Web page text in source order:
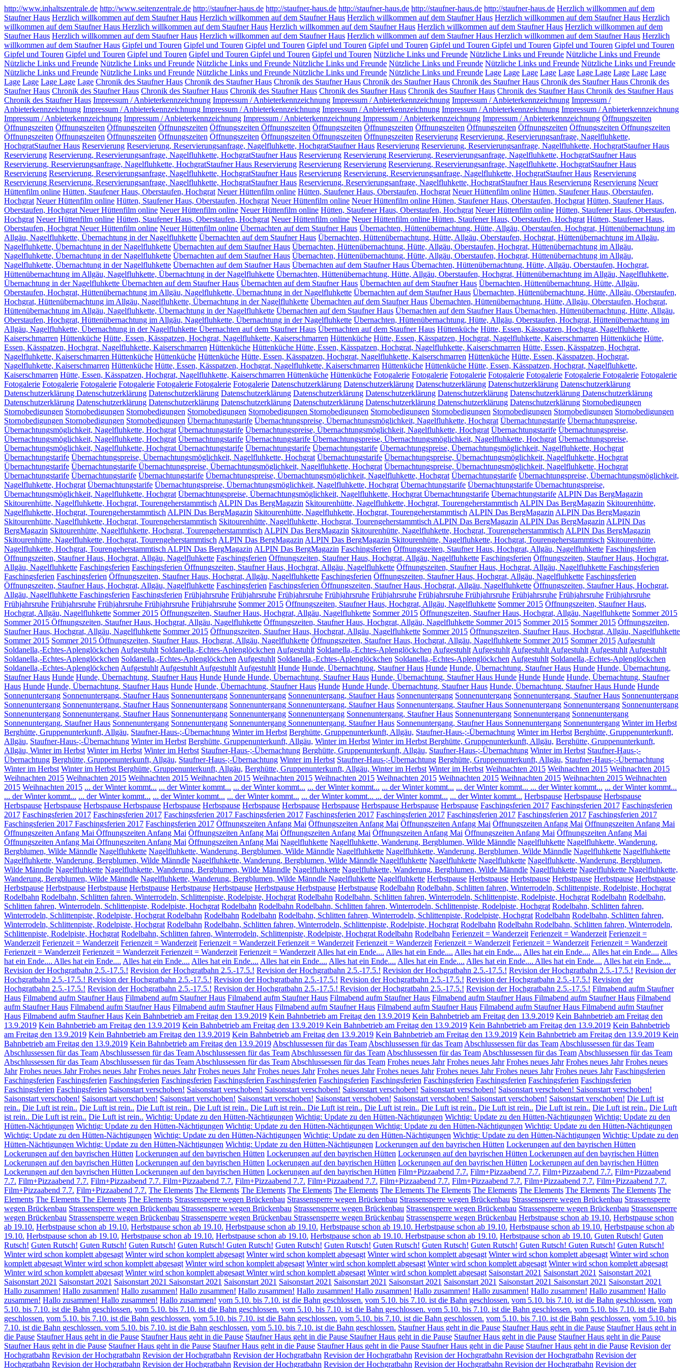
http://www.inhaltszentrale.de http://www.seitenzentrale.de http://staufner-haus.de http://staufner-haus.de http://staufner-haus.de http://staufner-haus.de http://staufner-haus.de Herzlich willkommen auf dem
Staufner Haus Herzlich willkommen auf dem Staufner Haus Herzlich willkommen auf dem Staufner Haus Herzlich willkommen auf dem Staufner Haus Herzlich willkommen auf dem Staufner Haus Herzlich
willkommen auf dem Staufner Haus Herzlich willkommen auf dem Staufner Haus Herzlich willkommen auf dem Staufner Haus Herzlich willkommen auf dem Staufner Haus Herzlich willkommen auf dem
Staufner Haus Herzlich willkommen auf dem Staufner Haus Herzlich willkommen auf dem Staufner Haus Herzlich willkommen auf dem Staufner Haus Herzlich willkommen auf dem Staufner Haus Herzlich
willkommen auf dem Staufner Haus Gipfel und Touren Gipfel und Touren Gipfel und Touren Gipfel und Touren Gipfel und Touren Gipfel und Touren Gipfel und Touren Gipfel und Touren Gipfel und Touren
Gipfel und Touren Gipfel und Touren Gipfel und Touren Gipfel und Touren Gipfel und Touren Gipfel und Touren Nützliche Links und Freunde Nützliche Links und Freunde Nützliche Links und Freunde
Nützliche Links und Freunde Nützliche Links und Freunde Nützliche Links und Freunde Nützliche Links und Freunde Nützliche Links und Freunde Nützliche Links und Freunde Nützliche Links und Freunde
Nützliche Links und Freunde Nützliche Links und Freunde Nützliche Links und Freunde Nützliche Links und Freunde Nützliche Links und Freunde Lage Lage Lage Lage Lage Lage Lage Lage Lage Lage
Lage Lage Lage Lage Lage Chronik des Staufner Haus Chronik des Staufner Haus Chronik des Staufner Haus Chronik des Staufner Haus Chronik des Staufner Haus Chronik des Staufner Haus Chronik des
Staufner Haus Chronik des Staufner Haus Chronik des Staufner Haus Chronik des Staufner Haus Chronik des Staufner Haus Chronik des Staufner Haus Chronik des Staufner Haus Chronik des Staufner Haus
Chronik des Staufner Haus Impressum / Anbieterkennzeichnung Impressum / Anbieterkennzeichnung Impressum / Anbieterkennzeichnung Impressum / Anbieterkennzeichnung Impressum /
Anbieterkennzeichnung Impressum / Anbieterkennzeichnung Impressum / Anbieterkennzeichnung Impressum / Anbieterkennzeichnung Impressum / Anbieterkennzeichnung Impressum / Anbieterkennzeichnung
Impressum / Anbieterkennzeichnung Impressum / Anbieterkennzeichnung Impressum / Anbieterkennzeichnung Impressum / Anbieterkennzeichnung Impressum / Anbieterkennzeichnung Öffnungszeiten
Öffnungszeiten Öffnungszeiten Öffnungszeiten Öffnungszeiten Öffnungszeiten Öffnungszeiten Öffnungszeiten Öffnungszeiten Öffnungszeiten Öffnungszeiten Öffnungszeiten Öffnungszeiten Öffnungszeiten
Öffnungszeiten Öffnungszeiten Öffnungszeiten Öffnungszeiten Öffnungszeiten Öffnungszeiten Öffnungszeiten Öffnungszeiten Reservierung Reservierung, Reservierungsanfrage, Nagelfluhkette,
HochgratStaufner Haus Reservierung Reservierung, Reservierungsanfrage, Nagelfluhkette, HochgratStaufner Haus Reservierung Reservierung, Reservierungsanfrage, Nagelfluhkette, HochgratStaufner Haus
Reservierung Reservierung, Reservierungsanfrage, Nagelfluhkette, HochgratStaufner Haus Reservierung Reservierung Reservierung, Reservierungsanfrage, Nagelfluhkette, HochgratStaufner Haus
Reservierung, Reservierungsanfrage, Nagelfluhkette, HochgratStaufner Haus Reservierung Reservierung Reservierung Reservierung, Reservierungsanfrage, Nagelfluhkette, HochgratStaufner Haus
Reservierung Reservierung, Reservierungsanfrage, Nagelfluhkette, HochgratStaufner Haus Reservierung Reservierung, Reservierungsanfrage, Nagelfluhkette, HochgratStaufner Haus Reservierung
Reservierung Reservierung, Reservierungsanfrage, Nagelfluhkette, HochgratStaufner Haus Reservierung, Reservierungsanfrage, Nagelfluhkette, HochgratStaufner Haus Reservierung Reservierung Neuer
Hüttenfilm online Hütten, Staufener Haus, Oberstaufen, Hochgrat Neuer Hüttenfilm online Hütten, Staufener Haus, Oberstaufen, Hochgrat Neuer Hüttenfilm online Hütten, Staufener Haus, Oberstaufen,
Hochgrat Neuer Hüttenfilm online Hütten, Staufener Haus, Oberstaufen, Hochgrat Neuer Hüttenfilm online Neuer Hüttenfilm online Hütten, Staufener Haus, Oberstaufen, Hochgrat Hütten, Staufener Haus,
Oberstaufen, Hochgrat Neuer Hüttenfilm online Neuer Hüttenfilm online Neuer Hüttenfilm online Hütten, Staufener Haus, Oberstaufen, Hochgrat Neuer Hüttenfilm online Hütten, Staufener Haus, Oberstaufen,
Hochgrat Neuer Hüttenfilm online Hütten, Staufener Haus, Oberstaufen, Hochgrat Neuer Hüttenfilm online Neuer Hüttenfilm online Hütten, Staufener Haus, Oberstaufen, Hochgrat Hütten, Staufener Haus,
Oberstaufen, Hochgrat Neuer Hüttenfilm online Neuer Hüttenfilm online Übernachten auf dem Staufner Haus Übernachten, Hüttenübernachtung, Hütte, Allgäu, Oberstaufen, Hochgrat, Hüttenübernachtung im
Allgäu, Nagelfluhkette, Übernachtung in der Nagelfluhkette Übernachten auf dem Staufner Haus Übernachten, Hüttenübernachtung, Hütte, Allgäu, Oberstaufen, Hochgrat, Hüttenübernachtung im Allgäu,
Nagelfluhkette, Übernachtung in der Nagelfluhkette Übernachten auf dem Staufner Haus Übernachten, Hüttenübernachtung, Hütte, Allgäu, Oberstaufen, Hochgrat, Hüttenübernachtung im Allgäu,
Nagelfluhkette, Übernachtung in der Nagelfluhkette Übernachten auf dem Staufner Haus Übernachten, Hüttenübernachtung, Hütte, Allgäu, Oberstaufen, Hochgrat, Hüttenübernachtung im Allgäu,
Nagelfluhkette, Übernachtung in der Nagelfluhkette Übernachten auf dem Staufner Haus Übernachten auf dem Staufner Haus Übernachten, Hüttenübernachtung, Hütte, Allgäu, Oberstaufen, Hochgrat,
Hüttenübernachtung im Allgäu, Nagelfluhkette, Übernachtung in der Nagelfluhkette Übernachten, Hüttenübernachtung, Hütte, Allgäu, Oberstaufen, Hochgrat, Hüttenübernachtung im Allgäu, Nagelfluhkette,
Übernachtung in der Nagelfluhkette Übernachten auf dem Staufner Haus Übernachten auf dem Staufner Haus Übernachten auf dem Staufner Haus Übernachten, Hüttenübernachtung, Hütte, Allgäu,
Oberstaufen, Hochgrat, Hüttenübernachtung im Allgäu, Nagelfluhkette, Übernachtung in der Nagelfluhkette Übernachten auf dem Staufner Haus Übernachten, Hüttenübernachtung, Hütte, Allgäu, Oberstaufen,
Hochgrat, Hüttenübernachtung im Allgäu, Nagelfluhkette, Übernachtung in der Nagelfluhkette Übernachten auf dem Staufner Haus Übernachten, Hüttenübernachtung, Hütte, Allgäu, Oberstaufen, Hochgrat,
Hüttenübernachtung im Allgäu, Nagelfluhkette, Übernachtung in der Nagelfluhkette Übernachten auf dem Staufner Haus Übernachten auf dem Staufner Haus Übernachten, Hüttenübernachtung, Hütte, Allgäu,
Oberstaufen, Hochgrat, Hüttenübernachtung im Allgäu, Nagelfluhkette, Übernachtung in der Nagelfluhkette Übernachten, Hüttenübernachtung, Hütte, Allgäu, Oberstaufen, Hochgrat, Hüttenübernachtung im
Allgäu, Nagelfluhkette, Übernachtung in der Nagelfluhkette Übernachten auf dem Staufner Haus Übernachten auf dem Staufner Haus Hüttenküche Hütte, Essen, Kässpatzen, Hochgrat, Nagelfluhkette,
Kaiserschmarren Hüttenküche Hütte, Essen, Kässpatzen, Hochgrat, Nagelfluhkette, Kaiserschmarren Hüttenküche Hütte, Essen, Kässpatzen, Hochgrat, Nagelfluhkette, Kaiserschmarren Hüttenküche Hütte,
Essen, Kässpatzen, Hochgrat, Nagelfluhkette, Kaiserschmarren Hüttenküche Hüttenküche Hütte, Essen, Kässpatzen, Hochgrat, Nagelfluhkette, Kaiserschmarren Hütte, Essen, Kässpatzen, Hochgrat,
Nagelfluhkette, Kaiserschmarren Hüttenküche Hüttenküche Hüttenküche Hütte, Essen, Kässpatzen, Hochgrat, Nagelfluhkette, Kaiserschmarren Hüttenküche Hütte, Essen, Kässpatzen, Hochgrat,
Nagelfluhkette, Kaiserschmarren Hüttenküche Hütte, Essen, Kässpatzen, Hochgrat, Nagelfluhkette, Kaiserschmarren Hüttenküche Hüttenküche Hütte, Essen, Kässpatzen, Hochgrat, Nagelfluhkette,
Kaiserschmarren Hütte, Essen, Kässpatzen, Hochgrat, Nagelfluhkette, Kaiserschmarren Hüttenküche Hüttenküche Fotogalerie Fotogalerie Fotogalerie Fotogalerie Fotogalerie Fotogalerie Fotogalerie Fotogalerie
Fotogalerie Fotogalerie Fotogalerie Fotogalerie Fotogalerie Fotogalerie Fotogalerie Datenschutzerklärung Datenschutzerklärung Datenschutzerklärung Datenschutzerklärung Datenschutzerklärung
Datenschutzerklärung Datenschutzerklärung Datenschutzerklärung Datenschutzerklärung Datenschutzerklärung Datenschutzerklärung Datenschutzerklärung Datenschutzerklärung Datenschutzerklärung
Datenschutzerklärung Datenschutzerklärung Datenschutzerklärung Datenschutzerklärung Datenschutzerklärung Datenschutzerklärung Datenschutzerklärung Datenschutzerklärung Stornobedigungen
Stornobedigungen Stornobedigungen Stornobedigungen Stornobedigungen Stornobedigungen Stornobedigungen Stornobedigungen Stornobedigungen Stornobedigungen Stornobedigungen Stornobedigungen
Stornobedigungen Stornobedigungen Stornobedigungen Übernachtungstarife Übernachtungspreise, Übernachtungsmöglichkeit, Nagelfluhkette, Hochgrat Übernachtungstarife Übernachtungspreise,
Übernachtungsmöglichkeit, Nagelfluhkette, Hochgrat Übernachtungstarife Übernachtungspreise, Übernachtungsmöglichkeit, Nagelfluhkette, Hochgrat Übernachtungstarife Übernachtungspreise,
Übernachtungsmöglichkeit, Nagelfluhkette, Hochgrat Übernachtungstarife Übernachtungstarife Übernachtungspreise, Übernachtungsmöglichkeit, Nagelfluhkette, Hochgrat Übernachtungspreise,
Übernachtungsmöglichkeit, Nagelfluhkette, Hochgrat Übernachtungstarife Übernachtungstarife Übernachtungstarife Übernachtungspreise, Übernachtungsmöglichkeit, Nagelfluhkette, Hochgrat
Übernachtungstarife Übernachtungspreise, Übernachtungsmöglichkeit, Nagelfluhkette, Hochgrat Übernachtungstarife Übernachtungspreise, Übernachtungsmöglichkeit, Nagelfluhkette, Hochgrat
Übernachtungstarife Übernachtungstarife Übernachtungspreise, Übernachtungsmöglichkeit, Nagelfluhkette, Hochgrat Übernachtungspreise, Übernachtungsmöglichkeit, Nagelfluhkette, Hochgrat
Übernachtungstarife Übernachtungstarife Übernachtungstarife Übernachtungspreise, Übernachtungsmöglichkeit, Nagelfluhkette, Hochgrat Übernachtungstarife Übernachtungspreise, Übernachtungsmöglichkeit,
Nagelfluhkette, Hochgrat Übernachtungstarife Übernachtungspreise, Übernachtungsmöglichkeit, Nagelfluhkette, Hochgrat Übernachtungstarife Übernachtungstarife Übernachtungspreise,
Übernachtungsmöglichkeit, Nagelfluhkette, Hochgrat Übernachtungspreise, Übernachtungsmöglichkeit, Nagelfluhkette, Hochgrat Übernachtungstarife Übernachtungstarife ALPIN Das BergMagazin
Skitourenhütte, Nagelfluhkette, Hochgrat, Tourengeherstammtisch ALPIN Das BergMagazin Skitourenhütte, Nagelfluhkette, Hochgrat, Tourengeherstammtisch ALPIN Das BergMagazin Skitourenhütte,
Nagelfluhkette, Hochgrat, Tourengeherstammtisch ALPIN Das BergMagazin Skitourenhütte, Nagelfluhkette, Hochgrat, Tourengeherstammtisch ALPIN Das BergMagazin ALPIN Das BergMagazin
Skitourenhütte, Nagelfluhkette, Hochgrat, Tourengeherstammtisch Skitourenhütte, Nagelfluhkette, Hochgrat, Tourengeherstammtisch ALPIN Das BergMagazin ALPIN Das BergMagazin ALPIN Das
BergMagazin Skitourenhütte, Nagelfluhkette, Hochgrat, Tourengeherstammtisch ALPIN Das BergMagazin Skitourenhütte, Nagelfluhkette, Hochgrat, Tourengeherstammtisch ALPIN Das BergMagazin
Skitourenhütte, Nagelfluhkette, Hochgrat, Tourengeherstammtisch ALPIN Das BergMagazin ALPIN Das BergMagazin Skitourenhütte, Nagelfluhkette, Hochgrat, Tourengeherstammtisch Skitourenhütte,
Nagelfluhkette, Hochgrat, Tourengeherstammtisch ALPIN Das BergMagazin ALPIN Das BergMagazin Faschingsferien Öffnungszeiten, Staufner Haus, Hochgrat, Allgäu, Nagelfluhkette Faschingsferien
Öffnungszeiten, Staufner Haus, Hochgrat, Allgäu, Nagelfluhkette Faschingsferien Öffnungszeiten, Staufner Haus, Hochgrat, Allgäu, Nagelfluhkette Faschingsferien Öffnungszeiten, Staufner Haus, Hochgrat,
Allgäu, Nagelfluhkette Faschingsferien Faschingsferien Öffnungszeiten, Staufner Haus, Hochgrat, Allgäu, Nagelfluhkette Öffnungszeiten, Staufner Haus, Hochgrat, Allgäu, Nagelfluhkette Faschingsferien
Faschingsferien Faschingsferien Öffnungszeiten, Staufner Haus, Hochgrat, Allgäu, Nagelfluhkette Faschingsferien Öffnungszeiten, Staufner Haus, Hochgrat, Allgäu, Nagelfluhkette Faschingsferien
Öffnungszeiten, Staufner Haus, Hochgrat, Allgäu, Nagelfluhkette Faschingsferien Faschingsferien Öffnungszeiten, Staufner Haus, Hochgrat, Allgäu, Nagelfluhkette Öffnungszeiten, Staufner Haus, Hochgrat,
Allgäu, Nagelfluhkette Faschingsferien Faschingsferien Frühjahrsruhe Frühjahrsruhe Frühjahrsruhe Frühjahrsruhe Frühjahrsruhe Frühjahrsruhe Frühjahrsruhe Frühjahrsruhe Frühjahrsruhe Frühjahrsruhe
Frühjahrsruhe Frühjahrsruhe Frühjahrsruhe Frühjahrsruhe Frühjahrsruhe Sommer 2015 Öffnungszeiten, Staufner Haus, Hochgrat, Allgäu, Nagelfluhkette Sommer 2015 Öffnungszeiten, Staufner Haus,
Hochgrat, Allgäu, Nagelfluhkette Sommer 2015 Öffnungszeiten, Staufner Haus, Hochgrat, Allgäu, Nagelfluhkette Sommer 2015 Öffnungszeiten, Staufner Haus, Hochgrat, Allgäu, Nagelfluhkette Sommer 2015
Sommer 2015 Öffnungszeiten, Staufner Haus, Hochgrat, Allgäu, Nagelfluhkette Öffnungszeiten, Staufner Haus, Hochgrat, Allgäu, Nagelfluhkette Sommer 2015 Sommer 2015 Sommer 2015 Öffnungszeiten,
Staufner Haus, Hochgrat, Allgäu, Nagelfluhkette Sommer 2015 Öffnungszeiten, Staufner Haus, Hochgrat, Allgäu, Nagelfluhkette Sommer 2015 Öffnungszeiten, Staufner Haus, Hochgrat, Allgäu, Nagelfluhkette
Sommer 2015 Sommer 2015 Öffnungszeiten, Staufner Haus, Hochgrat, Allgäu, Nagelfluhkette Öffnungszeiten, Staufner Haus, Hochgrat, Allgäu, Nagelfluhkette Sommer 2015 Sommer 2015 Aufgestuhlt
Soldanella,-Echtes-Aplenglöckchen Aufgestuhlt Soldanella,-Echtes-Aplenglöckchen Aufgestuhlt Soldanella,-Echtes-Aplenglöckchen Aufgestuhlt Aufgestuhlt Aufgestuhlt Aufgestuhlt Aufgestuhlt Aufgestuhlt
Soldanella,-Echtes-Aplenglöckchen Soldanella,-Echtes-Aplenglöckchen Aufgestuhlt Soldanella,-Echtes-Aplenglöckchen Soldanella,-Echtes-Aplenglöckchen Aufgestuhlt Soldanella,-Echtes-Aplenglöckchen
Soldanella,-Echtes-Aplenglöckchen Aufgestuhlt Aufgestuhlt Aufgestuhlt Aufgestuhlt Hunde Hunde, Übernachtung, Staufner Haus Hunde Hunde, Übernachtung, Staufner Haus Hunde Hunde, Übernachtung,
Staufner Haus Hunde Hunde, Übernachtung, Staufner Haus Hunde Hunde Hunde, Übernachtung, Staufner Haus Hunde, Übernachtung, Staufner Haus Hunde Hunde Hunde Hunde, Übernachtung, Staufner
Haus Hunde Hunde, Übernachtung, Staufner Haus Hunde Hunde, Übernachtung, Staufner Haus Hunde Hunde Hunde, Übernachtung, Staufner Haus Hunde, Übernachtung, Staufner Haus Hunde Hunde
Sonnenuntergang Sonnenuntergang, Staufner Haus Sonnenuntergang Sonnenuntergang Sonnenuntergang, Staufner Haus Sonnenuntergang Sonnenuntergang Sonnenuntergang, Staufner Haus Sonnenuntergang
Sonnenuntergang Sonnenuntergang, Staufner Haus Sonnenuntergang Sonnenuntergang Sonnenuntergang, Staufner Haus Sonnenuntergang, Staufner Haus Sonnenuntergang Sonnenuntergang Sonnenuntergang
Sonnenuntergang Sonnenuntergang, Staufner Haus Sonnenuntergang Sonnenuntergang Sonnenuntergang Sonnenuntergang, Staufner Haus Sonnenuntergang Sonnenuntergang Sonnenuntergang
Sonnenuntergang, Staufner Haus Sonnenuntergang Sonnenuntergang Sonnenuntergang Sonnenuntergang, Staufner Haus Sonnenuntergang, Staufner Haus Sonnenuntergang Sonnenuntergang Winter im Herbst
Berghütte, Gruppenunterkunft, Allgäu, Staufner-Haus-;-Übernachtung Winter im Herbst Berghütte, Gruppenunterkunft, Allgäu, Staufner-Haus-;-Übernachtung Winter im Herbst Berghütte, Gruppenunterkunft,
Allgäu, Staufner-Haus-;-Übernachtung Winter im Herbst Berghütte, Gruppenunterkunft, Allgäu, Winter im Herbst Winter im Herbst Berghütte, Gruppenunterkunft, Allgäu, Berghütte, Gruppenunterkunft,
Allgäu, Winter im Herbst Winter im Herbst Winter im Herbst Staufner-Haus-;-Übernachtung Berghütte, Gruppenunterkunft, Allgäu, Staufner-Haus-;-Übernachtung Winter im Herbst Staufner-Haus-;-
Übernachtung Berghütte, Gruppenunterkunft, Allgäu, Staufner-Haus-;-Übernachtung Winter im Herbst Staufner-Haus-;-Übernachtung Berghütte, Gruppenunterkunft, Allgäu, Staufner-Haus-;-Übernachtung
Winter im Herbst Winter im Herbst Berghütte, Gruppenunterkunft, Allgäu, Berghütte, Gruppenunterkunft, Allgäu, Winter im Herbst Winter im Herbst Weihnachten 2015 Weihnachten 2015 Weihnachten 2015
Weihnachten 2015 Weihnachten 2015 Weihnachten 2015 Weihnachten 2015 Weihnachten 2015 Weihnachten 2015 Weihnachten 2015 Weihnachten 2015 Weihnachten 2015 Weihnachten 2015 Weihnachten
2015 Weihnachten 2015 ... der Winter kommt... ... der Winter kommt... ... der Winter kommt... ... der Winter kommt... ... der Winter kommt... ... der Winter kommt... ... der Winter kommt... ... der Winter kommt...
... der Winter kommt... ... der Winter kommt... ... der Winter kommt... ... der Winter kommt... ... der Winter kommt... ... der Winter kommt... ... der Winter kommt... Herbspause Herbspause Herbspause
Herbspause Herbspause Herbspause Herbspause Herbspause Herbspause Herbspause Herbspause Herbspause Herbspause Herbspause Herbspause Faschingsferien 2017 Faschingsferien 2017 Faschingsferien
2017 Faschingsferien 2017 Faschingsferien 2017 Faschingsferien 2017 Faschingsferien 2017 Faschingsferien 2017 Faschingsferien 2017 Faschingsferien 2017 Faschingsferien 2017 Faschingsferien 2017
Faschingsferien 2017 Faschingsferien 2017 Faschingsferien 2017 Öffnungszeiten Anfang Mai Öffnungszeiten Anfang Mai Öffnungszeiten Anfang Mai Öffnungszeiten Anfang Mai Öffnungszeiten Anfang Mai
Öffnungszeiten Anfang Mai Öffnungszeiten Anfang Mai Öffnungszeiten Anfang Mai Öffnungszeiten Anfang Mai Öffnungszeiten Anfang Mai Öffnungszeiten Anfang Mai Öffnungszeiten Anfang Mai
Öffnungszeiten Anfang Mai Öffnungszeiten Anfang Mai Öffnungszeiten Anfang Mai Nagelfluhkette Nagelfluhkette, Wanderung, Bergblumen, Wilde Männdle Nagelfluhkette Nagelfluhkette, Wanderung,
Bergblumen, Wilde Männdle Nagelfluhkette Nagelfluhkette, Wanderung, Bergblumen, Wilde Männdle Nagelfluhkette Nagelfluhkette, Wanderung, Bergblumen, Wilde Männdle Nagelfluhkette Nagelfluhkette
Nagelfluhkette, Wanderung, Bergblumen, Wilde Männdle Nagelfluhkette, Wanderung, Bergblumen, Wilde Männdle Nagelfluhkette Nagelfluhkette Nagelfluhkette Nagelfluhkette, Wanderung, Bergblumen,
Wilde Männdle Nagelfluhkette Nagelfluhkette, Wanderung, Bergblumen, Wilde Männdle Nagelfluhkette Nagelfluhkette, Wanderung, Bergblumen, Wilde Männdle Nagelfluhkette Nagelfluhkette Nagelfluhkette,
Wanderung, Bergblumen, Wilde Männdle Nagelfluhkette, Wanderung, Bergblumen, Wilde Männdle Nagelfluhkette Nagelfluhkette Herbstpause Herbstpause Herbstpause Herbstpause Herbstpause Herbstpause
Herbstpause Herbstpause Herbstpause Herbstpause Herbstpause Herbstpause Herbstpause Herbstpause Herbstpause Rodelbahn Rodelbahn, Schlitten fahren, Winterrodeln, Schlittenpiste, Rodelpiste, Hochgrat
Rodelbahn Rodelbahn, Schlitten fahren, Winterrodeln, Schlittenpiste, Rodelpiste, Hochgrat Rodelbahn Rodelbahn, Schlitten fahren, Winterrodeln, Schlittenpiste, Rodelpiste, Hochgrat Rodelbahn Rodelbahn,
Schlitten fahren, Winterrodeln, Schlittenpiste, Rodelpiste, Hochgrat Rodelbahn Rodelbahn Rodelbahn, Schlitten fahren, Winterrodeln, Schlittenpiste, Rodelpiste, Hochgrat Rodelbahn, Schlitten fahren,
Winterrodeln, Schlittenpiste, Rodelpiste, Hochgrat Rodelbahn Rodelbahn Rodelbahn Rodelbahn, Schlitten fahren, Winterrodeln, Schlittenpiste, Rodelpiste, Hochgrat Rodelbahn Rodelbahn, Schlitten fahren,
Winterrodeln, Schlittenpiste, Rodelpiste, Hochgrat Rodelbahn Rodelbahn, Schlitten fahren, Winterrodeln, Schlittenpiste, Rodelpiste, Hochgrat Rodelbahn Rodelbahn Rodelbahn, Schlitten fahren, Winterrodeln,
Schlittenpiste, Rodelpiste, Hochgrat Rodelbahn, Schlitten fahren, Winterrodeln, Schlittenpiste, Rodelpiste, Hochgrat Rodelbahn Rodelbahn Ferienzeit = Wanderzeit Ferienzeit = Wanderzeit Ferienzeit =
Wanderzeit Ferienzeit = Wanderzeit Ferienzeit = Wanderzeit Ferienzeit = Wanderzeit Ferienzeit = Wanderzeit Ferienzeit = Wanderzeit Ferienzeit = Wanderzeit Ferienzeit = Wanderzeit Ferienzeit = Wanderzeit
Ferienzeit = Wanderzeit Ferienzeit = Wanderzeit Ferienzeit = Wanderzeit Ferienzeit = Wanderzeit Alles hat ein Ende.... Alles hat ein Ende.... Alles hat ein Ende.... Alles hat ein Ende.... Alles hat ein Ende.... Alles
hat ein Ende.... Alles hat ein Ende.... Alles hat ein Ende.... Alles hat ein Ende.... Alles hat ein Ende.... Alles hat ein Ende.... Alles hat ein Ende.... Alles hat ein Ende.... Alles hat ein Ende.... Alles hat ein Ende....
Revision der Hochgratbahn 2.5.-17.5.! Revision der Hochgratbahn 2.5.-17.5.! Revision der Hochgratbahn 2.5.-17.5.! Revision der Hochgratbahn 2.5.-17.5.! Revision der Hochgratbahn 2.5.-17.5.! Revision der
Hochgratbahn 2.5.-17.5.! Revision der Hochgratbahn 2.5.-17.5.! Revision der Hochgratbahn 2.5.-17.5.! Revision der Hochgratbahn 2.5.-17.5.! Revision der Hochgratbahn 2.5.-17.5.! Revision der
Hochgratbahn 2.5.-17.5.! Revision der Hochgratbahn 2.5.-17.5.! Revision der Hochgratbahn 2.5.-17.5.! Revision der Hochgratbahn 2.5.-17.5.! Revision der Hochgratbahn 2.5.-17.5.! Filmabend aufm Staufner
Haus Filmabend aufm Staufner Haus Filmabend aufm Staufner Haus Filmabend aufm Staufner Haus Filmabend aufm Staufner Haus Filmabend aufm Staufner Haus Filmabend aufm Staufner Haus Filmabend
aufm Staufner Haus Filmabend aufm Staufner Haus Filmabend aufm Staufner Haus Filmabend aufm Staufner Haus Filmabend aufm Staufner Haus Filmabend aufm Staufner Haus Filmabend aufm Staufner
Haus Filmabend aufm Staufner Haus Kein Bahnbetrieb am Freitag den 13.9.2019 Kein Bahnbetrieb am Freitag den 13.9.2019 Kein Bahnbetrieb am Freitag den 13.9.2019 Kein Bahnbetrieb am Freitag den
13.9.2019 Kein Bahnbetrieb am Freitag den 13.9.2019 Kein Bahnbetrieb am Freitag den 13.9.2019 Kein Bahnbetrieb am Freitag den 13.9.2019 Kein Bahnbetrieb am Freitag den 13.9.2019 Kein Bahnbetrieb
am Freitag den 13.9.2019 Kein Bahnbetrieb am Freitag den 13.9.2019 Kein Bahnbetrieb am Freitag den 13.9.2019 Kein Bahnbetrieb am Freitag den 13.9.2019 Kein Bahnbetrieb am Freitag den 13.9.2019 Kein
Bahnbetrieb am Freitag den 13.9.2019 Kein Bahnbetrieb am Freitag den 13.9.2019 Abschlussessen für das Team Abschlussessen für das Team Abschlussessen für das Team Abschlussessen für das Team
Abschlussessen für das Team Abschlussessen für das Team Abschlussessen für das Team Abschlussessen für das Team Abschlussessen für das Team Abschlussessen für das Team Abschlussessen für das Team
Abschlussessen für das Team Abschlussessen für das Team Abschlussessen für das Team Abschlussessen für das Team Frohes neues Jahr Frohes neues Jahr Frohes neues Jahr Frohes neues Jahr Frohes neues
Jahr Frohes neues JahrFrohes neues Jahr Frohes neues Jahr Frohes neues Jahr Frohes neues Jahr Frohes neues Jahr Frohes neues Jahr Frohes neues JahrFrohes neues Jahr Frohes neues Jahr Faschingsferien
Faschingsferien Faschingsferien Faschingsferien Faschingsferien Faschingsferien Faschingsferien Faschingsferien Faschingsferien Faschingsferien Faschingsferien Faschingsferien Faschingsferien
Faschingsferien Faschingsferien Saisonstart verschoben! Saisonstart verschoben! Saisonstart verschoben! Saisonstart verschoben! Saisonstart verschoben! Saisonstart verschoben! Saisonstart verschoben!
Saisonstart verschoben! Saisonstart verschoben! Saisonstart verschoben! Saisonstart verschoben! Saisonstart verschoben! Saisonstart verschoben! Saisonstart verschoben! Saisonstart verschoben! Die Luft ist
rein.. Die Luft ist rein.. Die Luft ist rein.. Die Luft ist rein.. Die Luft ist rein.. Die Luft ist rein.. Die Luft ist rein.. Die Luft ist rein.. Die Luft ist rein.. Die Luft ist rein.. Die Luft ist rein.. Die Luft ist rein.. Die Luft
ist rein.. Die Luft ist rein.. Die Luft ist rein.. Wichtig: Update zu den Hütten-Nächtigungen Wichtig: Update zu den Hütten-Nächtigungen Wichtig: Update zu den Hütten-Nächtigungen Wichtig: Update zu den
Hütten-Nächtigungen Wichtig: Update zu den Hütten-Nächtigungen Wichtig: Update zu den Hütten-Nächtigungen Wichtig: Update zu den Hütten-Nächtigungen Wichtig: Update zu den Hütten-Nächtigungen
Wichtig: Update zu den Hütten-Nächtigungen Wichtig: Update zu den Hütten-Nächtigungen Wichtig: Update zu den Hütten-Nächtigungen Wichtig: Update zu den Hütten-Nächtigungen Wichtig: Update zu den
Hütten-Nächtigungen Wichtig: Update zu den Hütten-Nächtigungen Wichtig: Update zu den Hütten-Nächtigungen Lockerungen auf den bayrischen Hütten Lockerungen auf den bayrischen Hütten
Lockerungen auf den bayrischen Hütten Lockerungen auf den bayrischen Hütten Lockerungen auf den bayrischen Hütten Lockerungen auf den bayrischen Hütten Lockerungen auf den bayrischen Hütten
Lockerungen auf den bayrischen Hütten Lockerungen auf den bayrischen Hütten Lockerungen auf den bayrischen Hütten Lockerungen auf den bayrischen Hütten Lockerungen auf den bayrischen Hütten
Lockerungen auf den bayrischen Hütten Lockerungen auf den bayrischen Hütten Lockerungen auf den bayrischen Hütten Film+Pizzaabend 7.7. Film+Pizzaabend 7.7. Film+Pizzaabend 7.7. Film+Pizzaabend
7.7. Film+Pizzaabend 7.7. Film+Pizzaabend 7.7. Film+Pizzaabend 7.7. Film+Pizzaabend 7.7. Film+Pizzaabend 7.7. Film+Pizzaabend 7.7. Film+Pizzaabend 7.7. Film+Pizzaabend 7.7. Film+Pizzaabend 7.7.
Film+Pizzaabend 7.7. Film+Pizzaabend 7.7. The Elements The Elements The Elements The Elements The Elements The Elements The Elements The Elements The Elements The Elements The Elements The
Elements The Elements The Elements The Elements Strassensperre wegen Brückenbau Strassensperre wegen Brückenbau Strassensperre wegen Brückenbau Strassensperre wegen Brückenbau Strassensperre
wegen Brückenbau Strassensperre wegen Brückenbau Strassensperre wegen Brückenbau Strassensperre wegen Brückenbau Strassensperre wegen Brückenbau Strassensperre wegen Brückenbau Strassensperre
wegen Brückenbau Strassensperre wegen Brückenbau Strassensperre wegen Brückenbau Strassensperre wegen Brückenbau Strassensperre wegen Brückenbau Herbstpause schon ab 19.10. Herbstpause schon
ab 19.10. Herbstpause schon ab 19.10. Herbstpause schon ab 19.10. Herbstpause schon ab 19.10. Herbstpause schon ab 19.10. Herbstpause schon ab 19.10. Herbstpause schon ab 19.10. Herbstpause schon ab
19.10. Herbstpause schon ab 19.10. Herbstpause schon ab 19.10. Herbstpause schon ab 19.10. Herbstpause schon ab 19.10. Herbstpause schon ab 19.10. Herbstpause schon ab 19.10. Guten Rutsch! Guten
Rutsch! Guten Rutsch! Guten Rutsch! Guten Rutsch! Guten Rutsch! Guten Rutsch! Guten Rutsch! Guten Rutsch! Guten Rutsch! Guten Rutsch! Guten Rutsch! Guten Rutsch! Guten Rutsch! Guten Rutsch!
Winter wird schon komplett abgesagt Winter wird schon komplett abgesagt Winter wird schon komplett abgesagt Winter wird schon komplett abgesagt Winter wird schon komplett abgesagt Winter wird schon
komplett abgesagt Winter wird schon komplett abgesagt Winter wird schon komplett abgesagt Winter wird schon komplett abgesagt Winter wird schon komplett abgesagt Winter wird schon komplett abgesagt
Winter wird schon komplett abgesagt Winter wird schon komplett abgesagt Winter wird schon komplett abgesagt Winter wird schon komplett abgesagt Saisonstart 2021 Saisonstart 2021 Saisonstart 2021
Saisonstart 2021 Saisonstart 2021 Saisonstart 2021 Saisonstart 2021 Saisonstart 2021 Saisonstart 2021 Saisonstart 2021 Saisonstart 2021 Saisonstart 2021 Saisonstart 2021 Saisonstart 2021 Saisonstart 2021
Hallo zusammen! Hallo zusammen! Hallo zusammen! Hallo zusammen! Hallo zusammen! Hallo zusammen! Hallo zusammen! Hallo zusammen! Hallo zusammen! Hallo zusammen! Hallo zusammen! Hallo
zusammen! Hallo zusammen! Hallo zusammen! Hallo zusammen! vom 5.10. bis 7.10. ist die Bahn geschlossen. vom 5.10. bis 7.10. ist die Bahn geschlossen. vom 5.10. bis 7.10. ist die Bahn geschlossen. vom
5.10. bis 7.10. ist die Bahn geschlossen. vom 5.10. bis 7.10. ist die Bahn geschlossen. vom 5.10. bis 7.10. ist die Bahn geschlossen. vom 5.10. bis 7.10. ist die Bahn geschlossen. vom 5.10. bis 7.10. ist die Bahn
geschlossen. vom 5.10. bis 7.10. ist die Bahn geschlossen. vom 5.10. bis 7.10. ist die Bahn geschlossen. vom 5.10. bis 7.10. ist die Bahn geschlossen. vom 5.10. bis 7.10. ist die Bahn geschlossen. vom 5.10. bis
7.10. ist die Bahn geschlossen. vom 5.10. bis 7.10. ist die Bahn geschlossen. vom 5.10. bis 7.10. ist die Bahn geschlossen. Staufner Haus geht in die Pause Staufner Haus geht in die Pause Staufner Haus geht in
die Pause Staufner Haus geht in die Pause Staufner Haus geht in die Pause Staufner Haus geht in die Pause Staufner Haus geht in die Pause Staufner Haus geht in die Pause Staufner Haus geht in die Pause
Staufner Haus geht in die Pause Staufner Haus geht in die Pause Staufner Haus geht in die Pause Staufner Haus geht in die Pause Staufner Haus geht in die Pause Staufner Haus geht in die Pause Revision der
Hochgratbahn Revision der Hochgratbahn Revision der Hochgratbahn Revision der Hochgratbahn Revision der Hochgratbahn Revision der Hochgratbahn Revision der Hochgratbahn Revision der
Hochgratbahn Revision der Hochgratbahn Revision der Hochgratbahn Revision der Hochgratbahn Revision der Hochgratbahn Revision der Hochgratbahn Revision der Hochgratbahn Revision der